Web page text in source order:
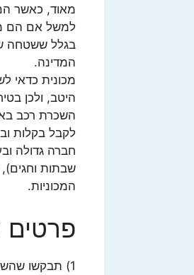
מאוד, כאשר
למשל אם הם
בגלל ששטחה
המדינה.
מכונית כדאי
היטב, ולכן
השכרת רכב
לקבל בקלות
חברה גדולה
שבתות
המכוניות.
1) תבקשו שהשמשות של הרכב תהיינה נקיות.